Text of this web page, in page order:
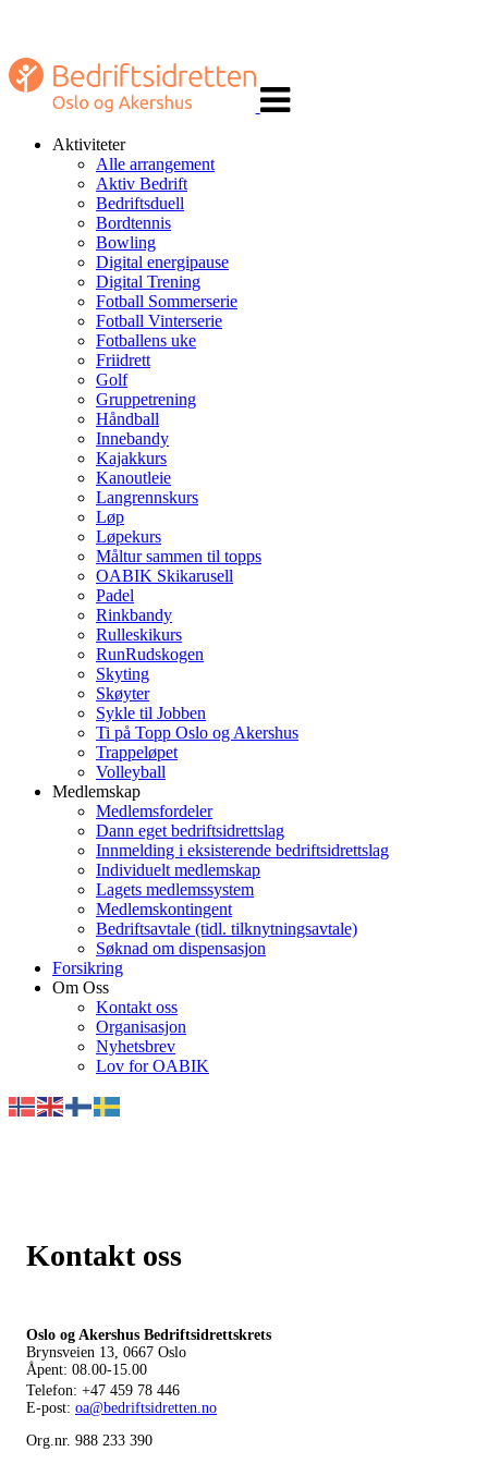
navigasjon
Aktiviteter
Alle arrangement
Aktiv Bedrift
Bedriftsduell
Bordtennis
Bowling
Digital energipause
Digital Trening
Fotball Sommerserie
Fotball Vinterserie
Fotballens uke
Friidrett
Golf
Gruppetrening
Håndball
Innebandy
Kajakkurs
Kanoutleie
Langrennskurs
Løp
Løpekurs
Måltur sammen til topps
OABIK Skikarusell
Padel
Rinkbandy
Rulleskikurs
RunRudskogen
Skyting
Skøyter
Sykle til Jobben
Ti på Topp Oslo og Akershus
Trappeløpet
Volleyball
Medlemskap
Medlemsfordeler
Dann eget bedriftsidrettslag
Innmelding i eksisterende bedriftsidrettslag
Individuelt medlemskap
Lagets medlemssystem
Medlemskontingent
Bedriftsavtale (tidl. tilknytningsavtale)
Søknad om dispensasjon
Forsikring
Om Oss
Kontakt oss
Organisasjon
Nyhetsbrev
Lov for OABIK
Kontakt oss
Oslo og Akershus Bedriftsidrettskrets
Brynsveien 13, 0667 Oslo
Åpent: 08.00-15.00
Telefon: +47 459 78 446
E-post: oa@bedriftsidretten.no
Org.nr. 988 233 390